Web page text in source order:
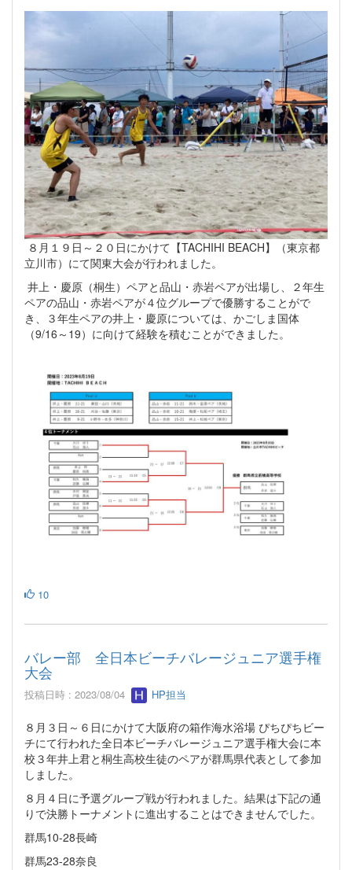
８月１９日～２０日にかけて【TACHIHI BEACH】（東京都
立川市）にて関東大会が行われました。
井上・慶原（桐生）ペアと品山・赤岩ペアが出場し、２年生
ペアの品山・赤岩ペアが４位グループで優勝することがで
き、３年生ペアの井上・慶原については、かごしま国体
（9/16～19）に向けて経験を積むことができました。
10
バレー部 全日本ビーチバレージュニア選手権
大会
投稿日時 : 2023/08/04 HP担当
８月３日～６日にかけて大阪府の箱作海水浴場 ぴちぴちビー
チにて行われた全日本ビーチバレージュニア選手権大会に本
校３年井上君と桐生高校生徒のペアが群馬県代表として参加
しました。
８月４日に予選グループ戦が行われました。結果は下記の通
りで決勝トーナメントに進出することはできませんでした。
群馬10-28長崎
群馬23-28奈良